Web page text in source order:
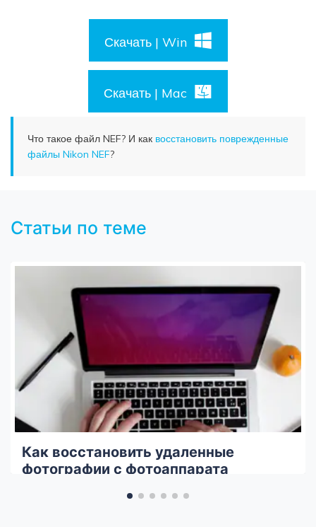
Скачать | Win
Скачать | Mac
Что такое файл NEF? И как восстановить поврежденные
файлы Nikon NEF?
Статьи по теме
Как восстановить удаленные
фотографии с фотоаппарата